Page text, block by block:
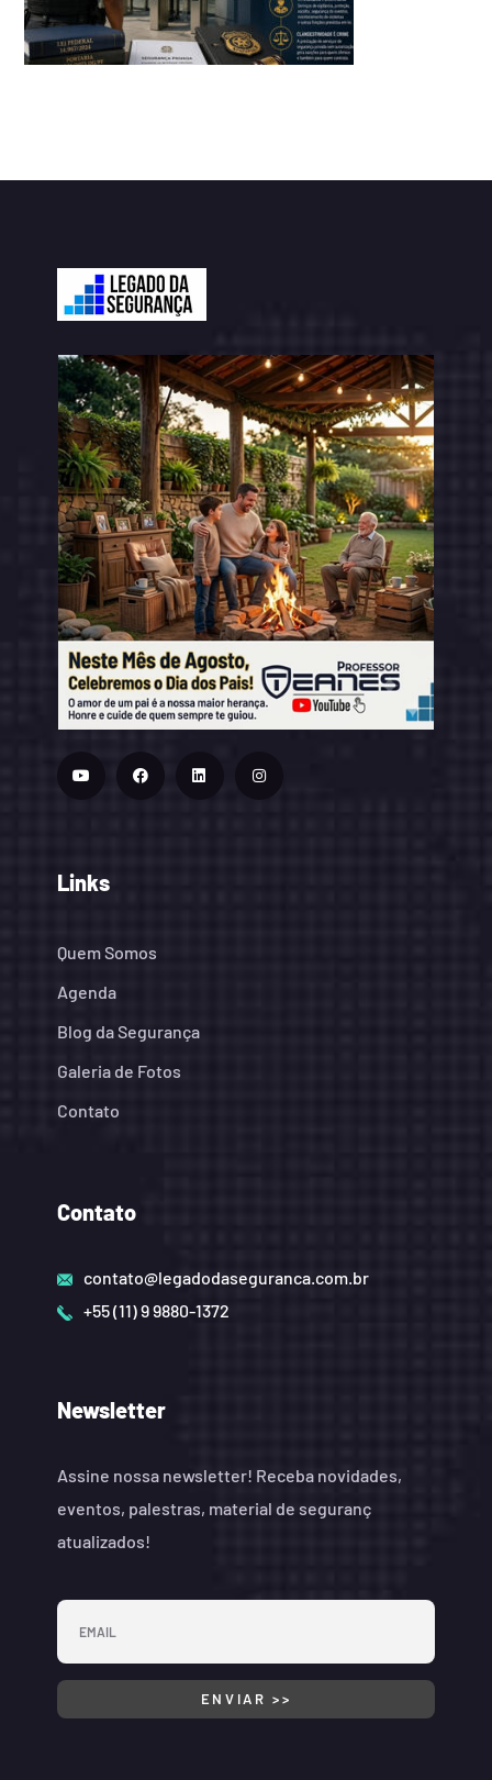
Links
Quem Somos
Agenda
Blog da Segurança
Galeria de Fotos
Contato
Contato
contato@legadodaseguranca.com.br
+55 (11) 9 9880-1372
Newsletter
Assine nossa newsletter! Receba novidades,
eventos, palestras, material de seguranç
atualizados!